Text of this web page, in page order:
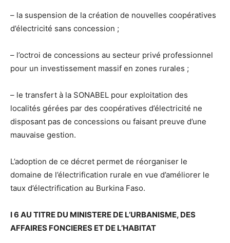
– la suspension de la création de nouvelles coopératives
d’électricité sans concession ;
– l’octroi de concessions au secteur privé professionnel
pour un investissement massif en zones rurales ;
– le transfert à la SONABEL pour exploitation des
localités gérées par des coopératives d’électricité ne
disposant pas de concessions ou faisant preuve d’une
mauvaise gestion.
L’adoption de ce décret permet de réorganiser le
domaine de l’électrification rurale en vue d’améliorer le
taux d’électrification au Burkina Faso.
I 6 AU TITRE DU MINISTERE DE L’URBANISME, DES
AFFAIRES FONCIERES ET DE L’HABITAT